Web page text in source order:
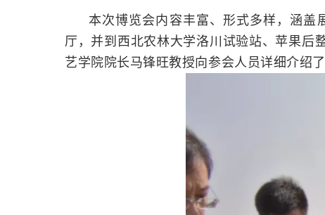
本次博览会内容丰富、形式多样，涵盖
厅，并到西北农林大学洛川试验站、苹果后
艺学院院长马锋旺教授向参会人员详细介绍